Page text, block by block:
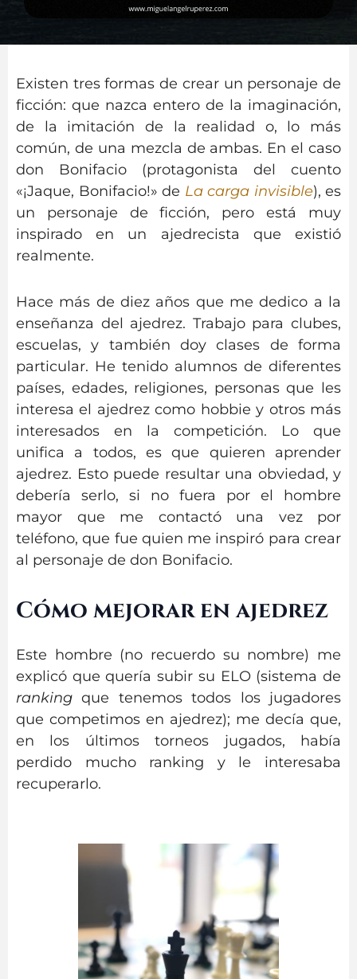
Existen tres formas de crear un personaje de
ficción: que nazca entero de la imaginación,
de la imitación de la realidad o, lo más
común, de una mezcla de ambas. En el caso
don Bonifacio (protagonista del cuento
«¡Jaque, Bonifacio!» de La carga invisible), es
un personaje de ficción, pero está muy
inspirado en un ajedrecista que existió
realmente.
Hace más de diez años que me dedico a la
enseñanza del ajedrez. Trabajo para clubes,
escuelas, y también doy clases de forma
particular. He tenido alumnos de diferentes
países, edades, religiones, personas que les
interesa el ajedrez como hobbie y otros más
interesados en la competición. Lo que
unifica a todos, es que quieren aprender
ajedrez. Esto puede resultar una obviedad, y
debería serlo, si no fuera por el hombre
mayor que me contactó una vez por
teléfono, que fue quien me inspiró para crear
al personaje de don Bonifacio.
Cómo mejorar en ajedrez
Este hombre (no recuerdo su nombre) me
explicó que quería subir su ELO (sistema de
rankingque tenemos todos los jugadores
que competimos en ajedrez); me decía que,
en los últimos torneos jugados, había
perdido mucho ranking y le interesaba
recuperarlo.